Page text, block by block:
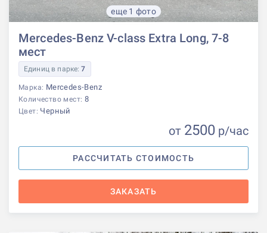
еще 1 фото
Mercedes-Benz V-class Extra Long, 7-8
мест
Единиц в парке:7
Марка: Mercedes-Benz
Количество мест: 8
Цвет: Черный
от 2500 р/час
РАССЧИТАТЬ СТОИМОСТЬ
ЗАКАЗАТЬ